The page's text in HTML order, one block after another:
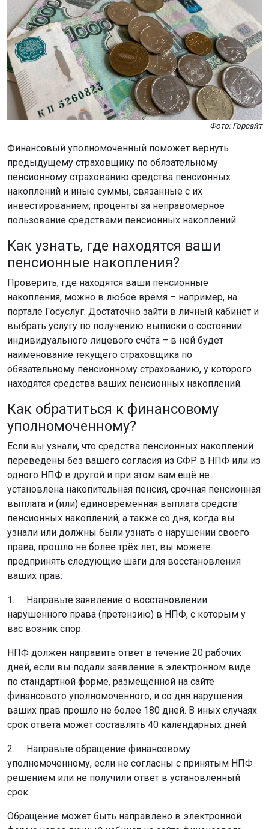
Фото: Горсайт
Финансовый уполномоченный поможет вернуть
предыдущему страховщику по обязательному
пенсионному страхованию средства пенсионных
накоплений и иные суммы, связанные с их
инвестированием; проценты за неправомерное
пользование средствами пенсионных накоплений.
Как узнать, где находятся ваши
пенсионные накопления?
Проверить, где находятся ваши пенсионные
накопления, можно в любое время – например, на
портале Госуслуг. Достаточно зайти в личный кабинет и
выбрать услугу по получению выписки о состоянии
индивидуального лицевого счёта – в ней будет
наименование текущего страховщика по
обязательному пенсионному страхованию, у которого
находятся средства ваших пенсионных накоплений.
Как обратиться к финансовому
уполномоченному?
Если вы узнали, что средства пенсионных накоплений
переведены без вашего согласия из СФР в НПФ или из
одного НПФ в другой и при этом вам ещё не
установлена накопительная пенсия, срочная пенсионная
выплата и (или) единовременная выплата средств
пенсионных накоплений, а также со дня, когда вы
узнали или должны были узнать о нарушении своего
права, прошло не более трёх лет, вы можете
предпринять следующие шаги для восстановления
ваших прав:
1. Направьте заявление о восстановлении
нарушенного права (претензию) в НПФ, с которым у
вас возник спор.
НПФ должен направить ответ в течение 20 рабочих
дней, если вы подали заявление в электронном виде
по стандартной форме, размещённой на сайте
финансового уполномоченного, и со дня нарушения
ваших прав прошло не более 180 дней. В иных случаях
срок ответа может составлять 40 календарных дней.
2. Направьте обращение финансовому
уполномоченному, если не согласны с принятым НПФ
решением или не получили ответ в установленный
срок.
Обращение может быть направлено в электронной